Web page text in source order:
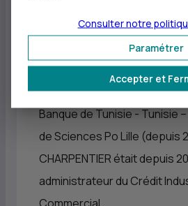
Il exerce en parallèle les
Président du Conseil
Beobank - Belgique - (depuis
Banque de Tunisie - Tunisie
de Sciences Po Lille (depuis
CHARPENTIER était depuis
administrateur du Crédit
Accepter et
Paramétrer
Consulter notre